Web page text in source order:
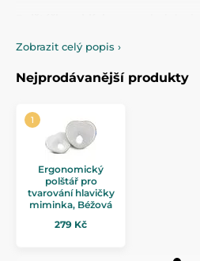
praktické klínky i nahřívací či
bolestech zad.Klínekpomáhá
a bezpečí během odpočinku.
Zobrazit celý popis ›
Nejprodávanější produkty
Ergonomický
polštář pro
tvarování hlavičky
miminka, Béžová
279 Kč